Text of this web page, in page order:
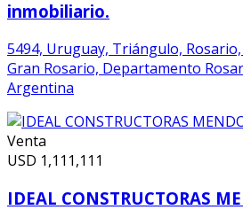
inmobiliario.
5494, Uruguay, Triángulo,
Gran Rosario, Departamento
Argentina
Venta
USD 1,111,111
IDEAL CONSTRUCTORAS